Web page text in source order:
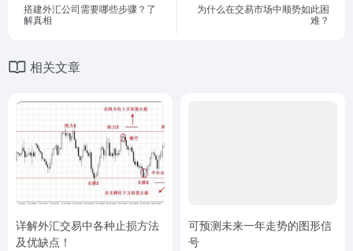
搭建外汇公司需要哪些步骤？了
解真相
为什么在交易市场中顺势如此困
难？
相关文章
详解外汇交易中各种止损方法
及优缺点！
可预测未来一年走势的图形信
号